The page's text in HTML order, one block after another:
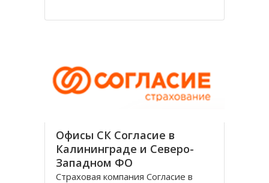
крупнейшим российским
страховую группу
Офисы СК Согласие в
Калининграде и Северо-
Западном ФО
Страховая компания Согласие в